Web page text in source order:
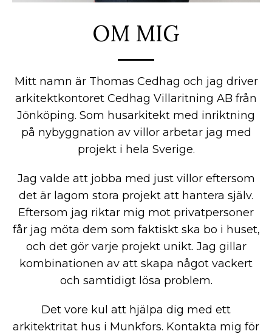
OM MIG
Mitt namn är Thomas Cedhag och jag driver
arkitektkontoret Cedhag Villaritning AB från
Jönköping. Som husarkitekt med inriktning
på nybyggnation av villor arbetar jag med
projekt i hela Sverige.
Jag valde att jobba med just villor eftersom
det är lagom stora projekt att hantera själv.
Eftersom jag riktar mig mot privatpersoner
får jag möta dem som faktiskt ska bo i huset,
och det gör varje projekt unikt. Jag gillar
kombinationen av att skapa något vackert
och samtidigt lösa problem.
Det vore kul att hjälpa dig med ett
arkitektritat hus i Munkfors. Kontakta mig för